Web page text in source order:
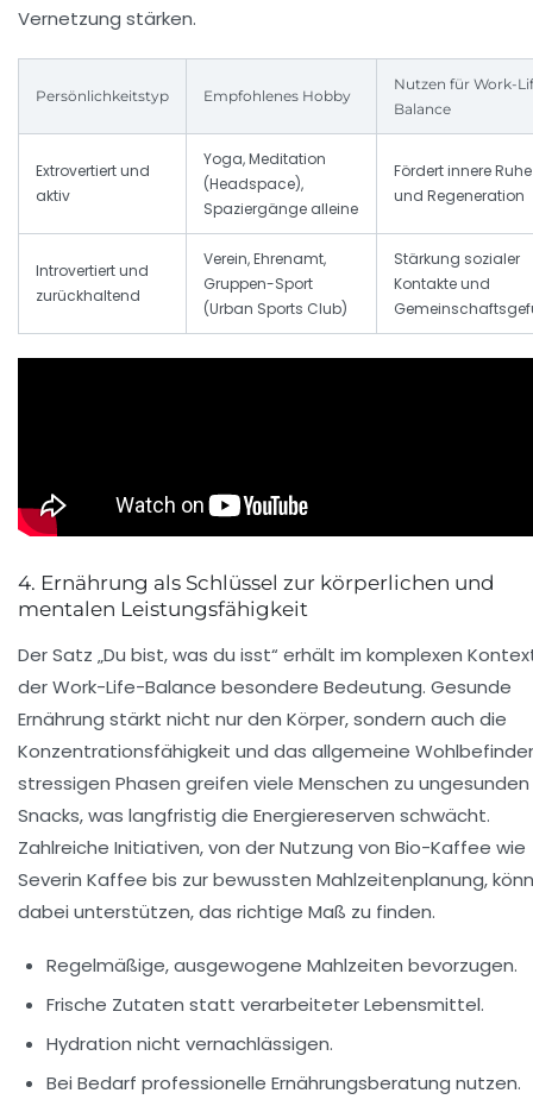
Vernetzung stärken.
Persönlichkeitstyp Empfohlenes Hobby
Nutzen für Work-
Balance
Extrovertiert und
aktiv
Yoga, Meditation
(Headspace),
Spaziergänge alleine
Fördert innere Ruhe
und Regeneration
Introvertiert und
zurückhaltend
Verein, Ehrenamt,
Gruppen-Sport
(Urban Sports Club)
Stärkung sozialer
Kontakte und
4. Ernährung als Schlüssel zur körperlichen und
mentalen Leistungsfähigkeit
Der Satz „Du bist, was du isst“ erhält im komplexen
der Work-Life-Balance besondere Bedeutung. Gesunde
Ernährung stärkt nicht nur den Körper, sondern auch die
Konzentrationsfähigkeit und das allgemeine
stressigen Phasen greifen viele Menschen zu ungesunden
Snacks, was langfristig die Energiereserven schwächt.
Zahlreiche Initiativen, von der Nutzung von Bio-Kaffee wie
Severin Kaffee bis zur bewussten Mahlzeitenplanung,
dabei unterstützen, das richtige Maß zu finden.
Regelmäßige, ausgewogene Mahlzeiten bevorzugen.
Frische Zutaten statt verarbeiteter Lebensmittel.
Hydration nicht vernachlässigen.
Bei Bedarf professionelle Ernährungsberatung nutzen.